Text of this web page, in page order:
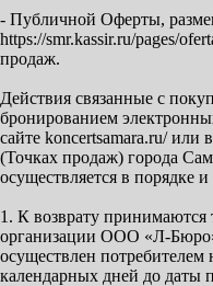
- Публичной Оферты,
https://smr.kassir.ru/pages/
продаж.
Действия связанные с
бронированием
сайте koncertsamara.ru/ или
(Точках продаж) города
осуществляется в порядке
1. К возврату принимаются
организации ООО «Л-
осуществлен потребителем
календарных дней до даты